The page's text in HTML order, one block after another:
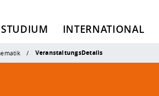
STUDIUM INTERNATIONAL
VeranstaltungsDetails